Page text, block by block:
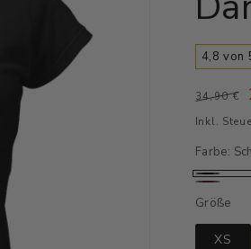
4,8 von
Preis
34,90 €
Inkl.
Farbe:
Schwarz
Weinrot
Größe
XS